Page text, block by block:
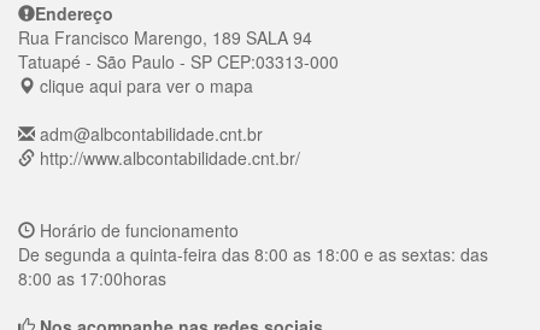
Endereço
Rua Francisco Marengo, 189 SALA 94
Tatuapé - São Paulo - SP CEP:03313-000
clique aqui para ver o mapa
adm@albcontabilidade.cnt.br
http://www.albcontabilidade.cnt.br/
Horário de funcionamento
De segunda a quinta-feira das 8:00 as 18:00 e as sextas: das
8:00 as 17:00horas